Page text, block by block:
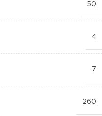
50
4
7
260